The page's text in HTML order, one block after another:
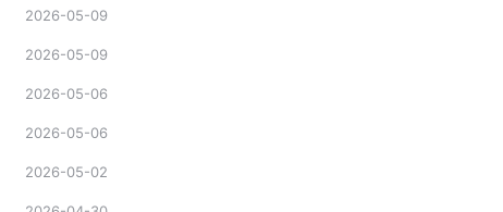
2026-05-09
2026-05-09
2026-05-06
2026-05-06
2026-05-02